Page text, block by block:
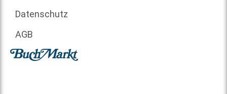
Datenschutz
AGB